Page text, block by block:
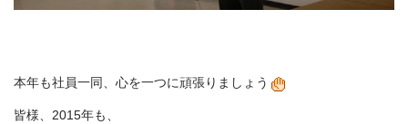
本年も社員一同、心を一つに頑張りましょう
皆様、2015年も、